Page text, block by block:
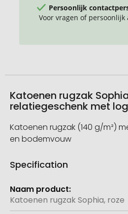
Persoonlijk
Voor vragen of persoonlijk
Katoenen rugzak
relatiegeschenk met
Katoenen rugzak (140 g/m²)
en bodemvouw
Specification
Meer
informatie
Katoenen rugzak Sophia, roze